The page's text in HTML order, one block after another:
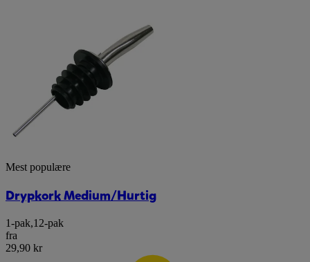
Mest populære
Drypkork Medium/Hurtig
1-pak,12-pak
fra
29,90 kr